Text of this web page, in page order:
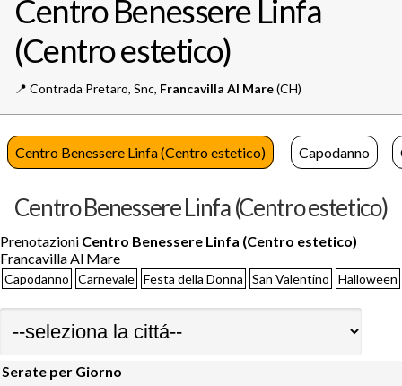
Centro Benessere Linfa
(Centro estetico)
📍️ Contrada Pretaro, Snc, Francavilla Al Mare(CH)
Centro Benessere Linfa (Centro estetico) Capodanno
Centro Benessere Linfa (Centro estetico)
Prenotazioni Centro Benessere Linfa (Centro estetico)
Francavilla Al Mare
Capodanno Carnevale Festa della Donna San Valentino Halloween
Serate per Giorno